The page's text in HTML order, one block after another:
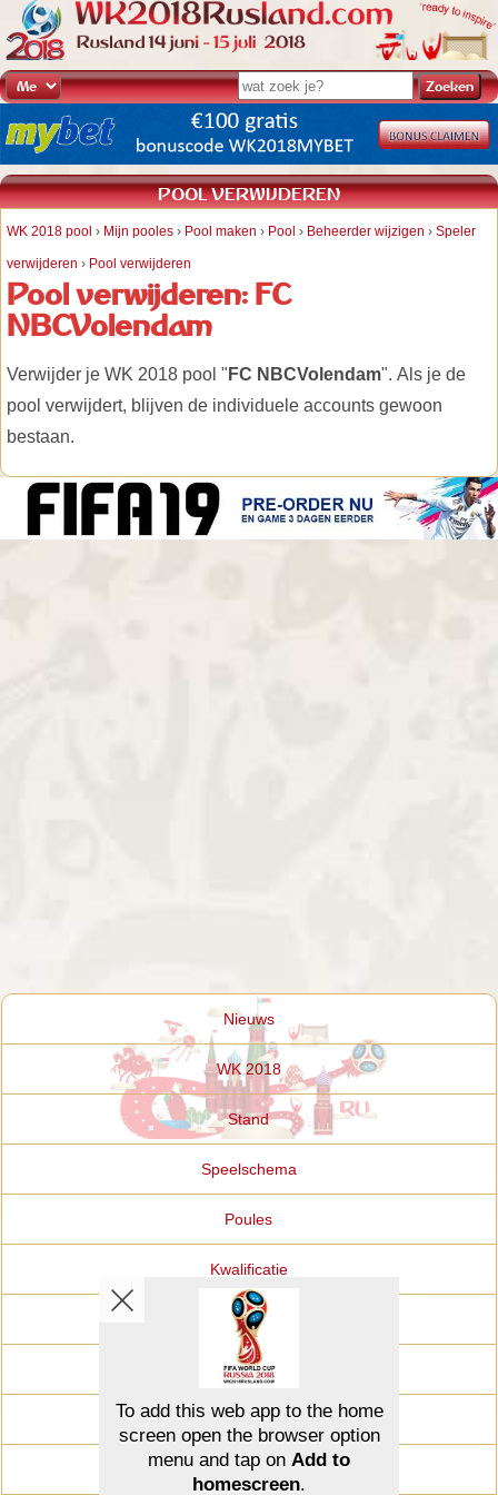
POOL VERWIJDEREN
WK 2018 pool › Mijn pooles › Pool maken › Pool › Beheerder wijzigen › Speler
verwijderen › Pool verwijderen
Pool verwijderen: FC
NBCVolendam
Verwijder je WK 2018 pool " FC NBCVolendam". Als je de
pool verwijdert, blijven de individuele accounts gewoon
bestaan.
Nieuws
WK 2018
Stand
Speelschema
Poules
Kwalificatie
Selecties
Wedden
Voetbalshop
Siteoverzicht